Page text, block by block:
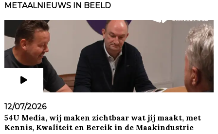
METAALNIEUWS IN BEELD
12/07/2026
54U Media, wij maken zichtbaar wat jij maakt, met
Kennis, Kwaliteit en Bereik in de Maakindustrie